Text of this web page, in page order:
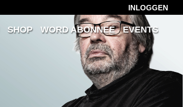
INLOGGEN
SHOP WORD ABONNEE
EVENTS